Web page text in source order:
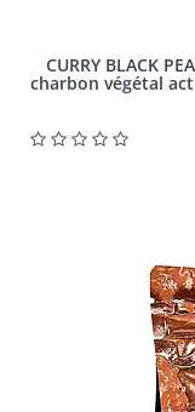
CURRY BLACK
charbon végétal